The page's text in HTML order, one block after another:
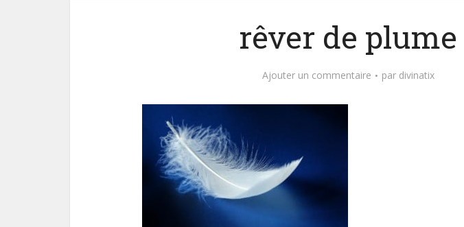
rêver de plume
Ajouter un commentaire par divinatix